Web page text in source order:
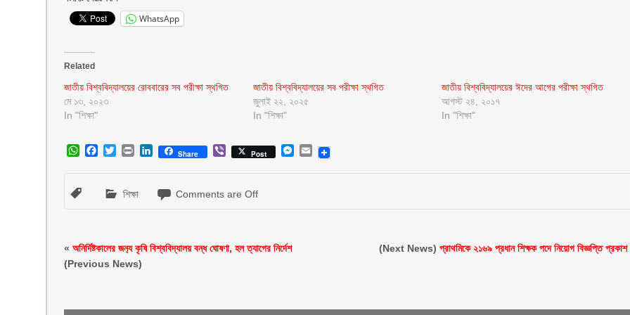
WhatsApp
Related
জাতীয় বিশ্ববিদ্যালয়ের রোববারের সব পরীক্ষা স্থগিত
মে ১৩, ২০২৩
In "শিক্ষা"
জাতীয় বিশ্ববিদ্যালয়ের সব পরীক্ষা স্থগিত
জুলাই ২২, ২০২৫
In "শিক্ষা"
জাতীয় বিশ্ববিদ্যালয়ের ঈদের আগের পরীক্ষা স্থগিত
আগস্ট ২৪, ২০১৭
In "শিক্ষা"
WhatsApp
Facebook
Twitter
Print LinkedIn
Share ViberPost Messenger
Email
শিক্ষা Comments are Off
«অনির্দিষ্টকালের জন‍্য কৃষি বিশ্ববিদ্যালয় বন্ধ ঘোষণা, হল ত্যাগের নির্দেশ
(Previous News)
(Next News)প্রাথমিকে ২১৬৯ প্রধান শিক্ষক পদে নিয়োগ বিজ্ঞপ্তি প্রকাশ